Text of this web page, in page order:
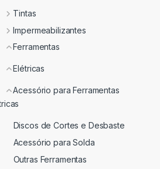
Tintas
Impermeabilizantes
Ferramentas
Elétricas
Acessório para Ferramentas
Discos de Cortes e Desbaste
Acessório para Solda
Outras Ferramentas